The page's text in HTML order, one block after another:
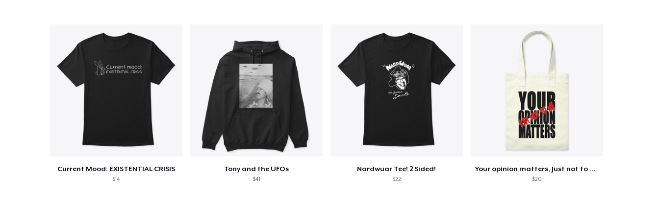
Current Mood: EXISTENTIAL CRISIS
$14
Tony and the UFOs
$41
Nardwuar Tee! 2 Sided!
$22
Your opinion matters, Just not to me!
$20
article ajouté au Panier Voir le Panier
Qté
Procéder à la
Vérification
Continuer Mes Achats
Unisex Classic Pullover Hoodie
40,99 $US
Unisex Premium Pullover Hoodie